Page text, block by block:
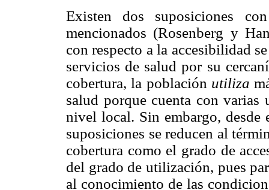
Existen dos suposiciones
mencionados (Rosenberg y
con respecto a la accesibilidad
servicios de salud por su
cobertura, la población utiliza
salud porque cuenta con varias
nivel local. Sin embargo, desde
suposiciones se reducen al
cobertura como el grado de
del grado de utilización, pues
al conocimiento de las